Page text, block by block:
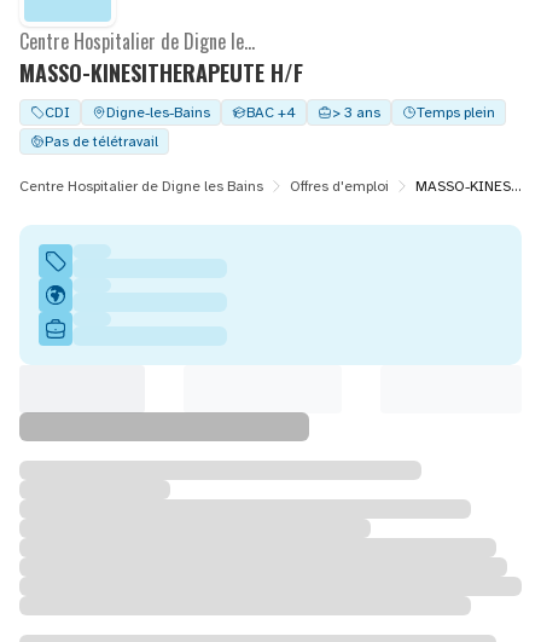
MASSO-KINESITHERAPEUTE H/F
Centre Hospitalier de Digne les Bains
CDI Digne-les-Bains BAC +4 > 3 ans
Temps plein
Pas de télétravail
Centre Hospitalier de Digne les Bains Offres d'emploi MASSO-KINESITHERAPEUTE H/F